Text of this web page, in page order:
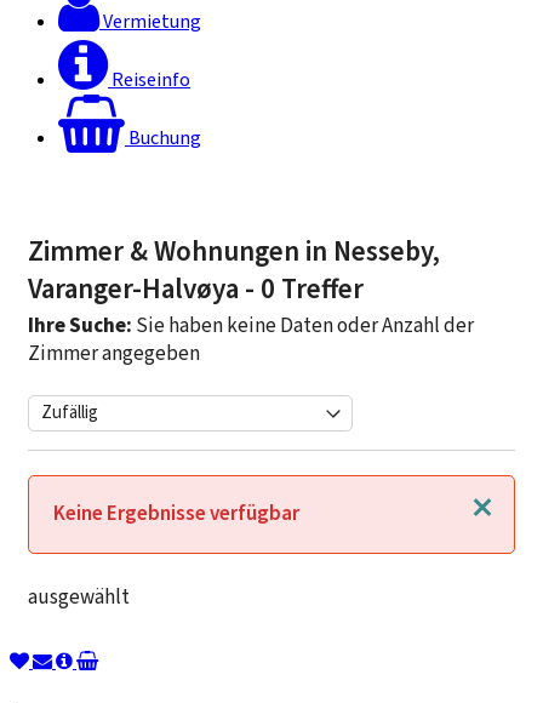
Vermietung
Reiseinfo
Buchung
Zimmer & Wohnungen in Nesseby,
Varanger-Halvøya - 0 Treffer
Ihre Suche: Sie haben keine Daten oder Anzahl der
Zimmer angegeben
Schließen
Keine Ergebnisse verfügbar
ausgewählt